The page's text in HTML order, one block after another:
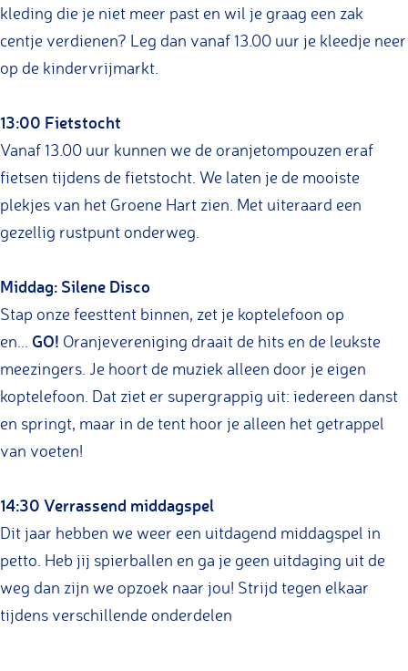
kleding die je niet meer past en wil je graag een zak
centje verdienen? Leg dan vanaf 13.00 uur je kleedje neer
op de kindervrijmarkt.
13:00 Fietstocht
Vanaf 13.00 uur kunnen we de oranjetompouzen eraf
fietsen tijdens de fietstocht. We laten je de mooiste
plekjes van het Groene Hart zien. Met uiteraard een
gezellig rustpunt onderweg.
Middag: Silene Disco
Stap onze feesttent binnen, zet je koptelefoon op
en... GO! Oranjevereniging draait de hits en de leukste
meezingers. Je hoort de muziek alleen door je eigen
koptelefoon. Dat ziet er supergrappig uit: iedereen danst
en springt, maar in de tent hoor je alleen het getrappel
van voeten!
14:30 Verrassend middagspel
Dit jaar hebben we weer een uitdagend middagspel in
petto. Heb jij spierballen en ga je geen uitdaging uit de
weg dan zijn we opzoek naar jou! Strijd tegen elkaar
tijdens verschillende onderdelen